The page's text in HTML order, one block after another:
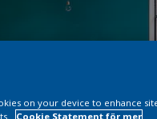
on your device to enhance
Cookie Statement för mer